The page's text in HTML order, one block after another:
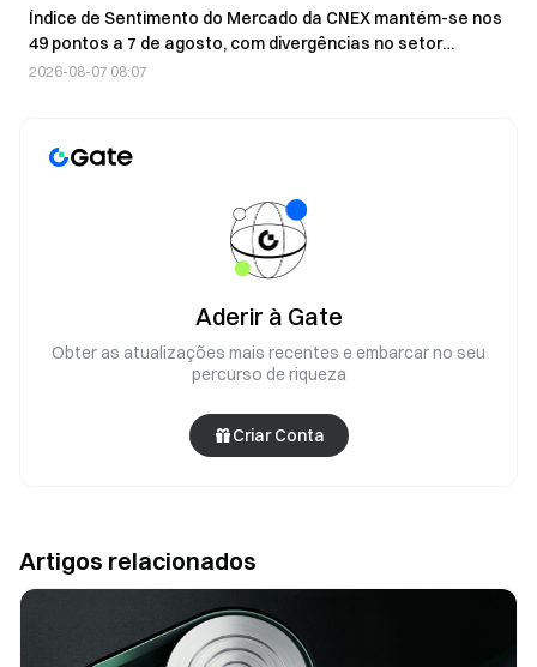
Índice de Sentimento do Mercado da CNEX mantém-se nos
49 pontos a 7 de agosto, com divergências no setor
bancário
2026-08-07 08:07
Aderir à Gate
Obter as atualizações mais recentes e embarcar no seu
percurso de riqueza
Criar Conta
Artigos relacionados